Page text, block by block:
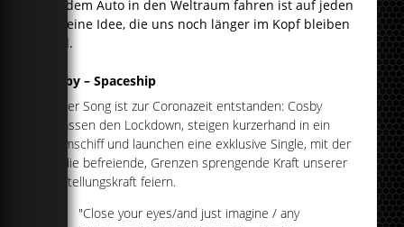
Mit dem Auto in den Weltraum fahren ist auf jeden
Fall eine Idee, die uns noch länger im Kopf bleiben
wird.
Cosby – Spaceship
Dieser Song ist zur Coronazeit entstanden: Cosby
verlassen den Lockdown, steigen kurzerhand in ein
Raumschiff und launchen eine exklusive Single, mit der
sie die befreiende, Grenzen sprengende Kraft unserer
Vorstellungskraft feiern.
"Close your eyes/and just imagine / any